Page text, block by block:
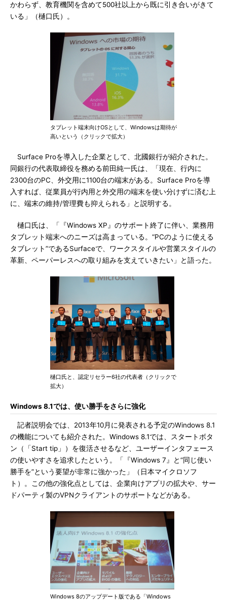
かわらず、教育機関を含めて500社以上から既に引き合いがきて
いる」（樋口氏）。
タブレット端末向けOSとして、Windowsは期待が
高いという（クリックで拡大）
Surface Proを導入した企業として、北國銀行が紹介された。
同銀行の代表取締役を務める前田純一氏は、「現在、行内に
2300台のPC、外交用に1100台の端末がある。Surface Proを導
入すれば、従業員が行内用と外交用の端末を使い分けずに済む上
に、端末の維持/管理費も抑えられる」と説明する。
樋口氏は、「『Windows XP』のサポート終了に伴い、業務用
タブレット端末へのニーズは高まっている。“PCのように使える
タブレット”であるSurfaceで、ワークスタイルや営業スタイルの
革新、ペーパーレスへの取り組みを支えていきたい」と語った。
樋口氏と、認定リセラー6社の代表者（クリックで
拡大）
Windows 8.1では、使い勝手をさらに強化
記者説明会では、2013年10月に発表される予定のWindows 8.1
の機能についても紹介された。Windows 8.1では、スタートボタ
ン（「Start tip」）を復活させるなど、ユーザーインタフェース
の使いやすさを追求したという。「『Windows 7』と“同じ使い
勝手を”という要望が非常に強かった」（日本マイクロソフ
ト）。この他の強化点としては、企業向けアプリの拡大や、サー
ドパーティ製のVPNクライアントのサポートなどがある。
Windows 8のアップデート版である「Windows